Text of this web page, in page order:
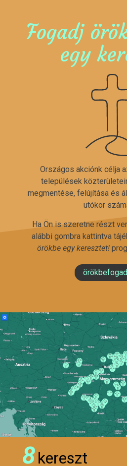
Fogadj
egy
Országos akciónk célja
települések
megmentése, felújítása és
utókor
Ha Ön is szeretne részt
alábbi gombra kattintva
örökbe egy keresztet!
8kereszt